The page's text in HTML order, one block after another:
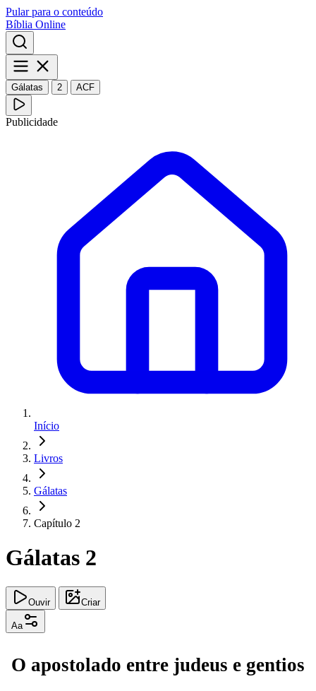
Pular para o conteúdo
Bíblia Online
Gálatas 2 ACF
Publicidade
Início
Livros
Gálatas
Capítulo 2
Gálatas 2
Ouvir Criar
Aa
O apostolado entre judeus e gentios